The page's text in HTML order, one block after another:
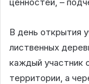
В день открытия
лиственных
каждый участник
территории, а